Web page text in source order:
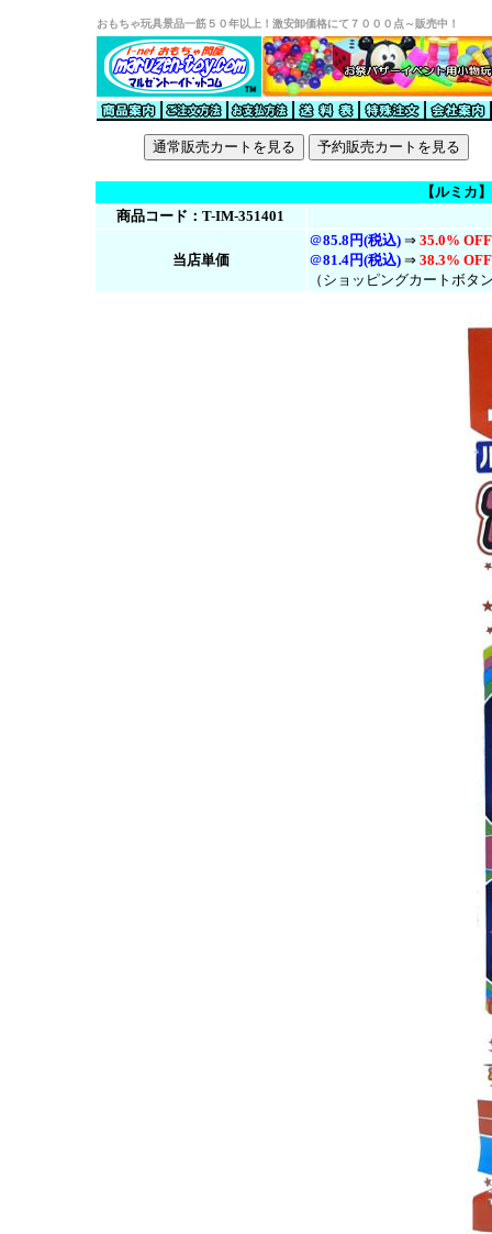
おもちゃ玩具景品一筋５０年以上！激安卸価格にて７０００点～販売中！
【ルミカ
商品コード：T-IM-351401
当店単価
＠85.8円(税込) ⇒ 35.0%
＠81.4円(税込) ⇒ 38.3%
（ショッピングカートボタ